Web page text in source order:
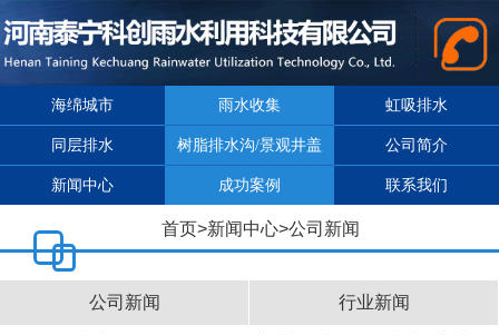
海绵城市 雨水收集 虹吸排水
同层排水 树脂排水沟/景观井盖 公司简介
新闻中心 成功案例 联系我们
首页>新闻中心>公司新闻
公司新闻 行业新闻